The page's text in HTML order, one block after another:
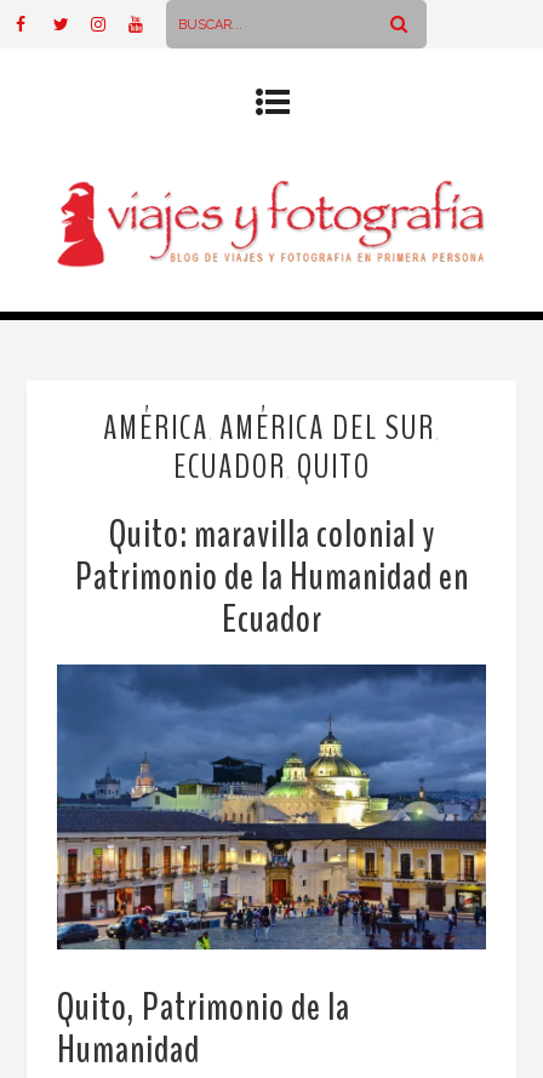
AMÉRICA AMÉRICA DEL SUR
ECUADOR QUITO
Quito: maravilla colonial y
Patrimonio de la Humanidad en
Ecuador
Quito, Patrimonio de la
Humanidad